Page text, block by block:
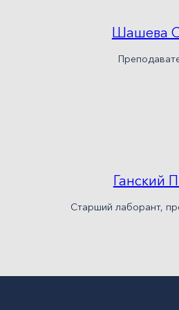
Шашева
Ганский
Старший лаборант,